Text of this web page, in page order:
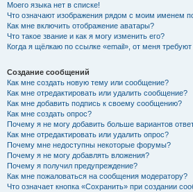
Моего языка нет в списке!
Что означают изображения рядом с моим именем
Как мне включить отображение аватары?
Что такое звание и как я могу изменить его?
Когда я щёлкаю по ссылке «email», от меня
Создание сообщений
Как мне создать новую тему или сообщение?
Как мне отредактировать или удалить сообщение?
Как мне добавить подпись к своему сообщению?
Как мне создать опрос?
Почему я не могу добавить больше вариантов
Как мне отредактировать или удалить опрос?
Почему мне недоступны некоторые форумы?
Почему я не могу добавлять вложения?
Почему я получил предупреждение?
Как мне пожаловаться на сообщения модератору?
Что означает кнопка «Сохранить» при создании